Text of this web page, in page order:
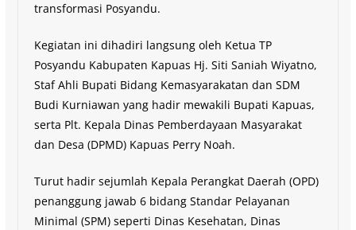
transformasi Posyandu.
Kegiatan ini dihadiri langsung oleh Ketua TP
Posyandu Kabupaten Kapuas Hj. Siti Saniah Wiyatno,
Staf Ahli Bupati Bidang Kemasyarakatan dan SDM
Budi Kurniawan yang hadir mewakili Bupati Kapuas,
serta Plt. Kepala Dinas Pemberdayaan Masyarakat
dan Desa (DPMD) Kapuas Perry Noah.
Turut hadir sejumlah Kepala Perangkat Daerah (OPD)
penanggung jawab 6 bidang Standar Pelayanan
Minimal (SPM) seperti Dinas Kesehatan, Dinas